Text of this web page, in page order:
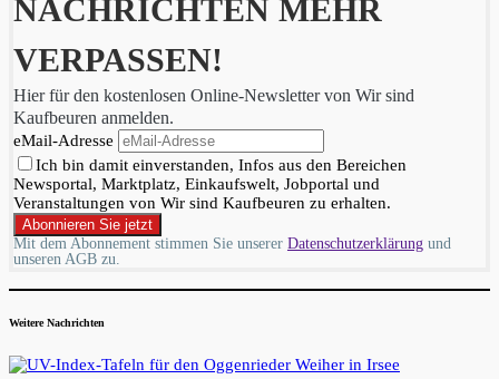
NACHRICHTEN MEHR
VERPASSEN!
Hier für den kostenlosen Online-Newsletter von Wir sind
Kaufbeuren anmelden.
eMail-Adresse
Ich bin damit einverstanden, Infos aus den Bereichen
Newsportal, Marktplatz, Einkaufswelt, Jobportal und
Veranstaltungen von Wir sind Kaufbeuren zu erhalten.
Mit dem Abonnement stimmen Sie unserer Datenschutzerklärung und
unseren AGB zu.
Weitere Nachrichten